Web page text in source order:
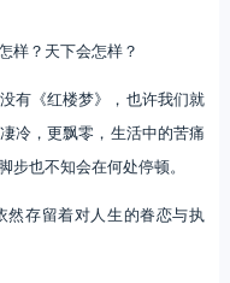
样？天下会怎样？
有《红楼梦》，也许我们就
冷，更飘零，生活中的苦痛
也不知会在何处停顿。
然存留着对人生的眷恋与执